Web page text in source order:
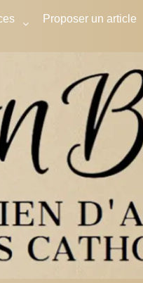
Proposer un article